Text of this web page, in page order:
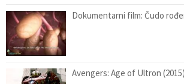
Dokumentarni film: Čudo
Avengers: Age of Ultron (2015)